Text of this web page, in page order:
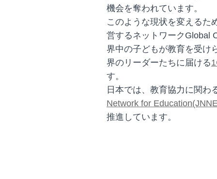
機会を奪われています。
このような現状を変えるた
営するネットワークGlobal
界中の子どもが教育を受け
界のリーダーたちに届ける
す。
日本では、教育協力に関わ
Network for
推進しています。